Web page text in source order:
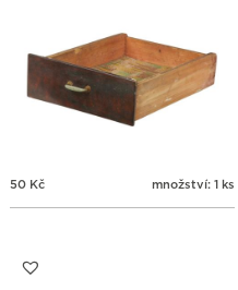
50 Kč množství: 1 ks